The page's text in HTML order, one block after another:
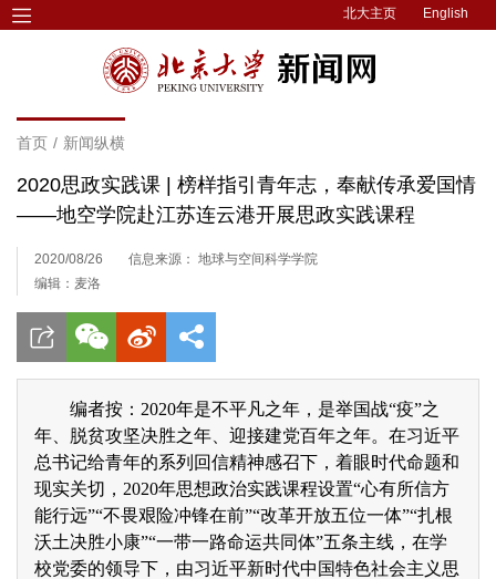
北大主页 English
首页 / 新闻纵横
2020思政实践课 | 榜样指引青年志，奉献传承爱国情
——地空学院赴江苏连云港开展思政实践课程
2020/08/26
信息来源： 地球与空间科学学院
编辑：麦洛
编者按：2020年是不平凡之年，是举国战“疫”之
年、脱贫攻坚决胜之年、迎接建党百年之年。在习近平
总书记给青年的系列回信精神感召下，着眼时代命题和
现实关切，2020年思想政治实践课程设置“心有所信方
能行远”“不畏艰险冲锋在前”“改革开放五位一体”“扎根
沃土决胜小康”“一带一路命运共同体”五条主线，在学
校党委的领导下，由习近平新时代中国特色社会主义思